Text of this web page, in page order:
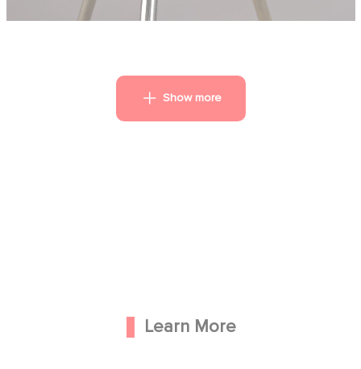
Show more
Learn More